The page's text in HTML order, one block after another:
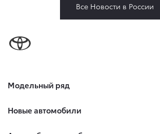
Все Новости в России
Модельный ряд
Новые автомобили